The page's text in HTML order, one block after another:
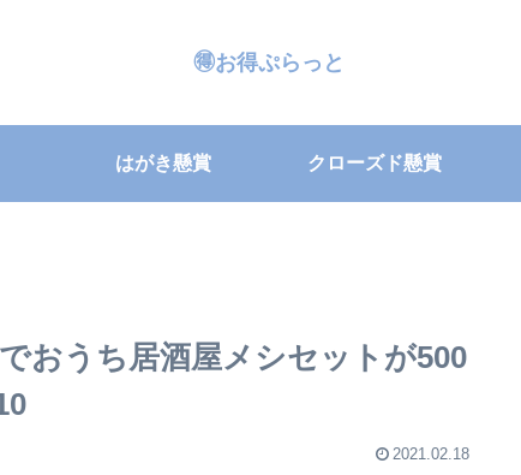
🉐お得ぷらっと
はがき懸賞 クローズド懸賞
おうち居酒屋メシセットが500
2021.02.18